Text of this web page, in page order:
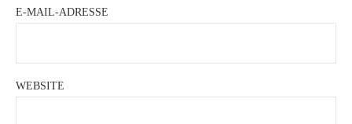
E-MAIL-ADRESSE
WEBSITE